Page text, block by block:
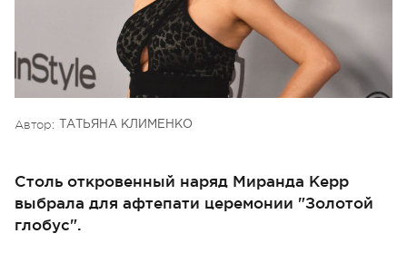
Автор: ТАТЬЯНА КЛИМЕНКО
Столь откровенный наряд Миранда Керр
выбрала для афтепати церемонии "Золотой
глобус".